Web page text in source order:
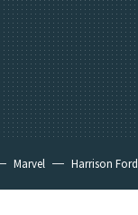
Marvel Harrison Ford